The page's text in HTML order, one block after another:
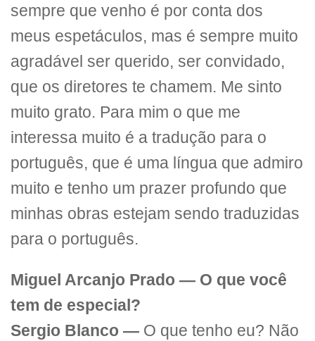
sempre que venho é por conta dos
meus espetáculos, mas é sempre muito
agradável ser querido, ser convidado,
que os diretores te chamem. Me sinto
muito grato. Para mim o que me
interessa muito é a tradução para o
português, que é uma língua que admiro
muito e tenho um prazer profundo que
minhas obras estejam sendo traduzidas
para o português.
Miguel Arcanjo Prado — O que você
tem de especial?
Sergio Blanco — O que tenho eu? Não